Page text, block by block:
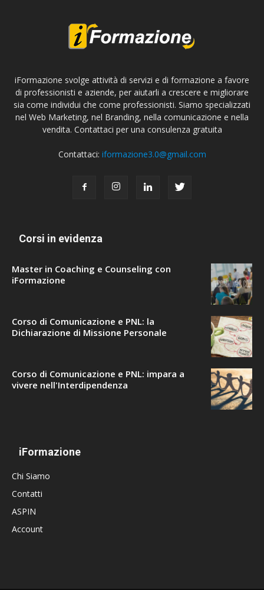
iFormazione svolge attività di servizi e di formazione a favore
di professionisti e aziende, per aiutarli a crescere e migliorare
sia come individui che come professionisti. Siamo specializzati
nel Web Marketing, nel Branding, nella comunicazione e nella
vendita. Contattaci per una consulenza gratuita
Contattaci: iformazione3.0@gmail.com
Corsi in evidenza
Master in Coaching e Counseling con
iFormazione
Corso di Comunicazione e PNL: la
Dichiarazione di Missione Personale
Corso di Comunicazione e PNL: impara a
vivere nell'Interdipendenza
iFormazione
Chi Siamo
Contatti
ASPIN
Account